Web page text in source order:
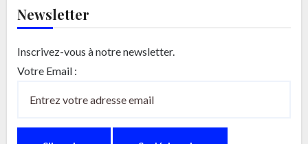
Newsletter
Inscrivez-vous à notre newsletter.
Votre Email :